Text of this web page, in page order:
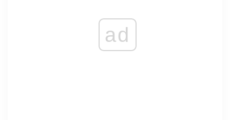
ad